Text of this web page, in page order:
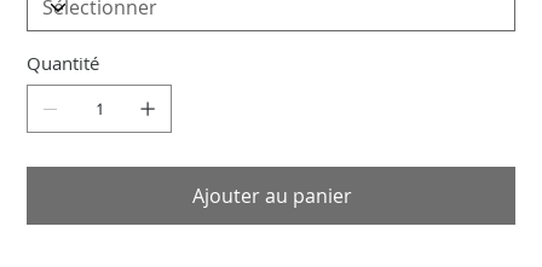
Quantité
Ajouter au panier